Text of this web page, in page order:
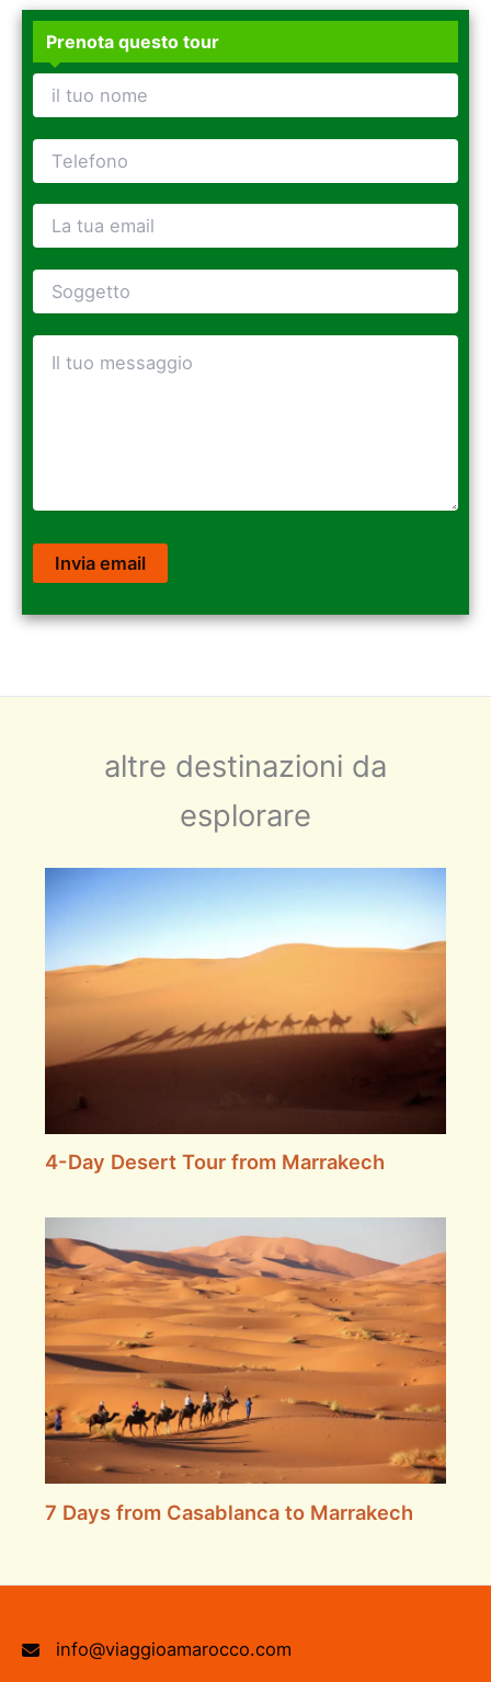
Prenota questo tour
altre destinazioni da
esplorare
4-Day Desert Tour from Marrakech
7 Days from Casablanca to Marrakech
info@viaggioamarocco.com